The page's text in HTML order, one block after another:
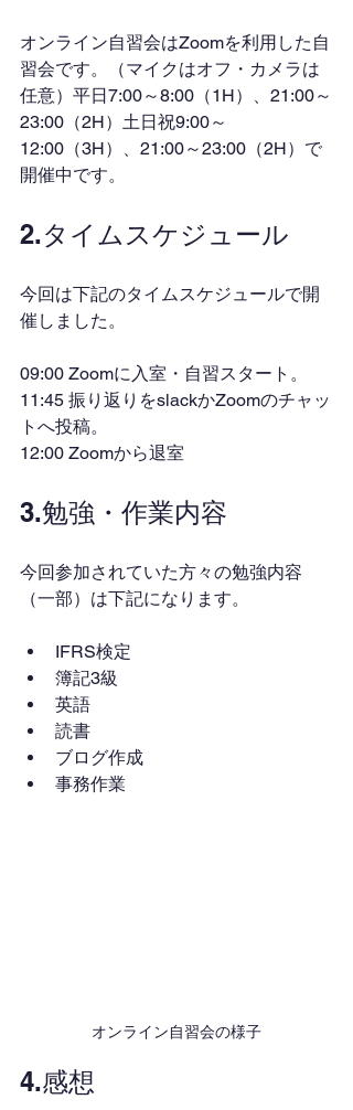
オンライン自習会はZoomを利用した自
習会です。（マイクはオフ・カメラは
任意）平日7:00～8:00（1H）、21:00～
23:00（2H）土日祝9:00～
12:00（3H）、21:00～23:00（2H）で
開催中です。
2.タイムスケジュール
今回は下記のタイムスケジュールで開
催しました。
09:00 Zoomに入室・自習スタート。
11:45 振り返りをslackかZoomのチャッ
トへ投稿。
12:00 Zoomから退室
3.勉強・作業内容
今回参加されていた方々の勉強内容
（一部）は下記になります。
IFRS検定
簿記3級
英語
読書
ブログ作成
事務作業
オンライン自習会の様子
4.感想